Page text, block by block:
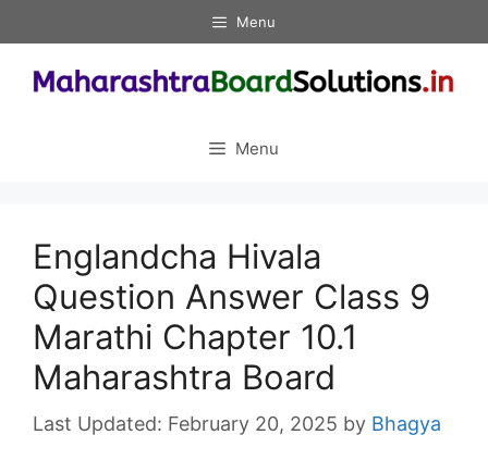
to
content
Menu
Menu
Englandcha Hivala
Question Answer Class 9
Marathi Chapter 10.1
Maharashtra Board
February 20, 2025 by Bhagya